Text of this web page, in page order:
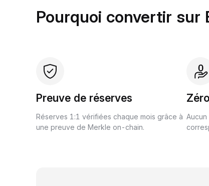
Pourquoi convertir sur
Preuve de réserves
Réserves 1:1 vérifiées chaque mois grâce à
une preuve de Merkle on-chain.
Aucun